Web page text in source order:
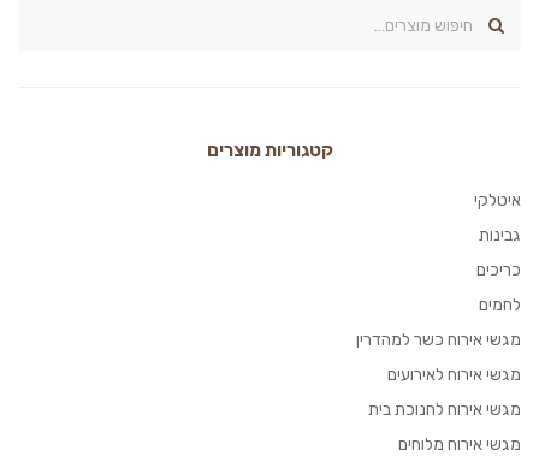
קטגוריות מוצרים
איטלקי
גבינות
כריכים
לחמים
מגשי אירוח כשר למהדרין
מגשי אירוח לאירועים
מגשי אירוח לחנוכת בית
מגשי אירוח מלוחים